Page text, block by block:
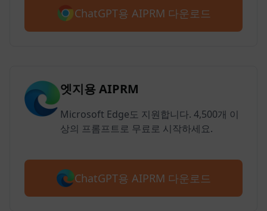
ChatGPT용 AIPRM 다운로드
엣지용 AIPRM
Microsoft Edge도 지원합니다. 4,500개 이
상의 프롬프트로 무료로 시작하세요.
ChatGPT용 AIPRM 다운로드